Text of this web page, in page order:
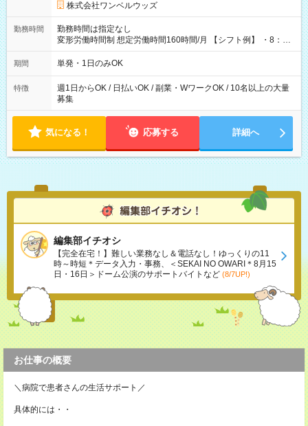
株式会社ワンベルウッズ
勤務時間
勤務時間は指定なし
変形労働時間制 想定労働時間160時間/月 【シフト例】 ・8：00
～21：00
期間 単発・1日のみOK
特徴
週1日からOK / 日払いOK / 副業・WワークOK / 10名以上の大量
募集
気になる！ 応募する 詳細へ
編集部イチオシ
【完全在宅！】難しい業務なし＆電話なし！ゆっくりの11
時～時短＊データ入力・事務、＜SEKAI NO OWARI＊8月15
日・16日＞ドーム公演のサポートバイトなど (8/7UP!)
お仕事の概要
＼病院で患者さんの生活サポート／
具体的には・・